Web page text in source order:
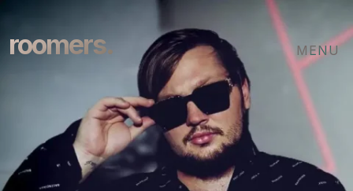
roomers.